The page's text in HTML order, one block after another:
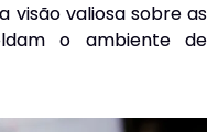
visão valiosa sobre as
o ambiente de